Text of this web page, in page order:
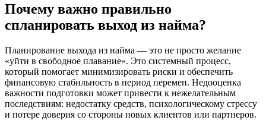
Почему важно правильно
спланировать выход из найма?
Планирование выхода из найма — это не просто желание
«уйти в свободное плавание». Это системный процесс,
который помогает минимизировать риски и обеспечить
финансовую стабильность в период перемен. Недооценка
важности подготовки может привести к нежелательным
последствиям: недостатку средств, психологическому стрессу
и потере доверия со стороны новых клиентов или партнеров.